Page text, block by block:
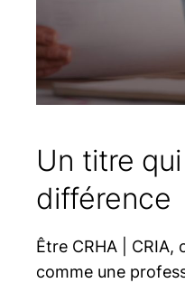
Un titre
différence
Être CRHA | CRIA,
comme une